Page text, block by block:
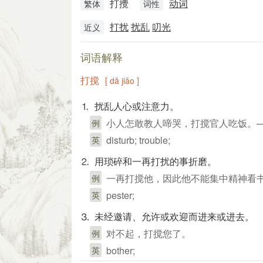
繁体 打攪 词性 动词
近义 打扰扰乱 叨光
词语解释
打搅 [ dǎ jiǎo ]
⒈ 扰乱人心或注意力。
例 小人怎敢教人啼哭，打搅官人吃饭。
英 disturb; trouble;
⒉ 用琐碎和一再打扰的事折磨。
例 一再打搅他，因此他不能集中精神看书
英 pester;
⒊ 未经邀请、允许或欢迎而进来或进去。
例 对不起，打搅您了。
英 bother;